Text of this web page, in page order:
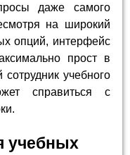
даже самого
на широкий
опций, интерфейс
прост в
учебного
справиться с
учебных